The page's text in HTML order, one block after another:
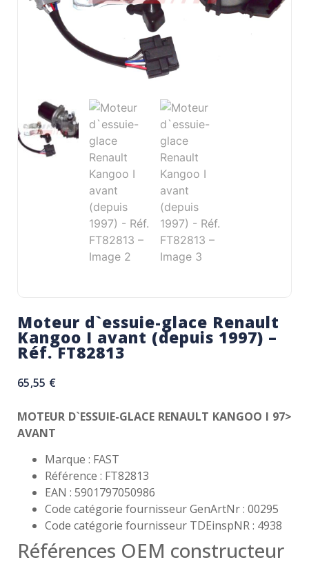
Moteur d`essuie-glace Renault
Kangoo I avant (depuis 1997) –
Réf. FT82813
65,55 €
MOTEUR D`ESSUIE-GLACE RENAULT KANGOO I 97>
AVANT
Marque : FAST
Référence : FT82813
EAN : 5901797050986
Code catégorie fournisseur GenArtNr : 00295
Code catégorie fournisseur TDEinspNR : 4938
Références OEM constructeur